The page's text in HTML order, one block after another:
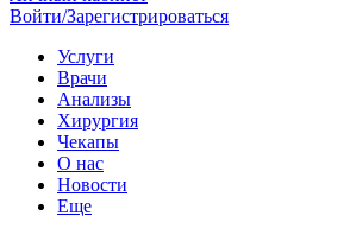
Войти/Зарегистрироваться
Услуги
Врачи
Анализы
Хирургия
Чекапы
О нас
Новости
Еще